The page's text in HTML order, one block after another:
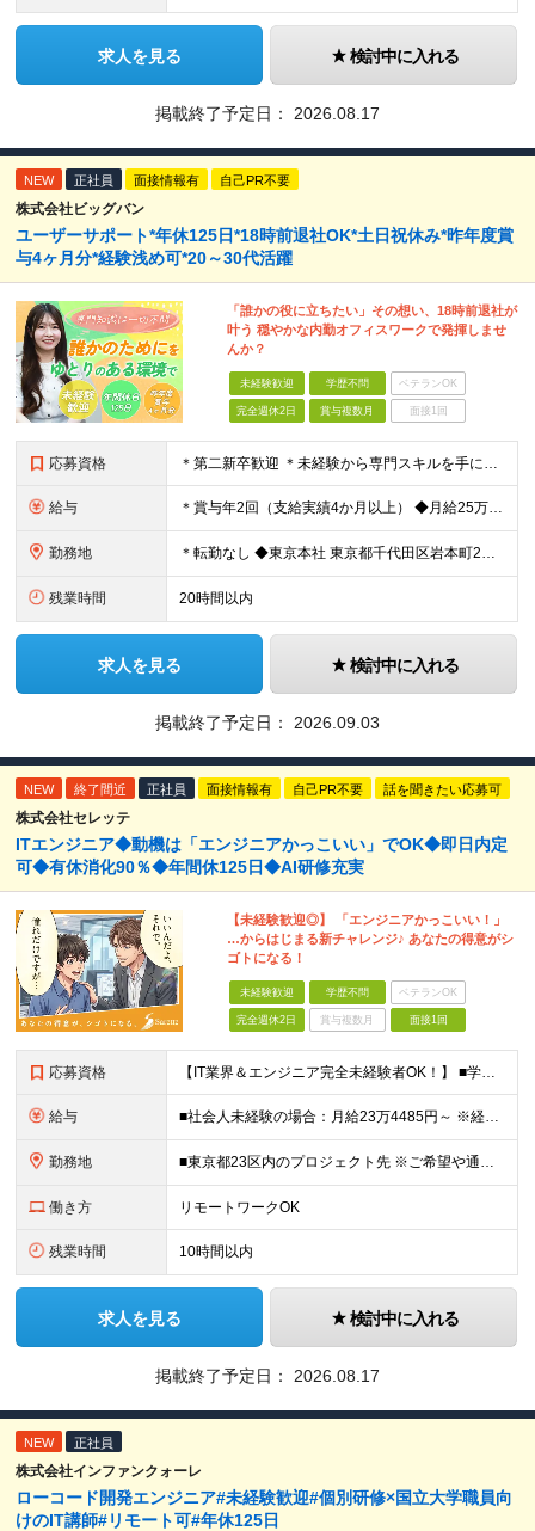
求人を見る 検討中に入れる
掲載終了予定日： 2026.08.17
NEW 正社員 面接情報有 自己PR不要
株式会社ビッグバン
ユーザーサポート*年休125日*18時前退社OK*土日祝休み*昨年度賞
与4ヶ月分*経験浅め可*20～30代活躍
「誰かの役に立ちたい」その想い、18時前退社が
叶う 穏やかな内勤オフィスワークで発揮しませ
んか？
未経験歓迎 学歴不問 ベテランOK
完全週休2日 賞与複数月 面接1回
応募資格 ＊第二新卒歓迎 ＊未経験から専門スキルを手に！ ◆基本的なPCスキル （WordやExcelでの文字入力、データ編集が可能な程度を想定しています） ◆学歴不問 ★求める人物像： ・「誰かのサポート
給与 ＊賞与年2回（支給実績4か月以上） ◆月給25万円以上（各種手当含む＋残業代＋賞与年2回 ※残業代は全額支給 ※試用期間3か月あり（試用期間中の一部手当の支給なし/給与差異なし） 【固定残業代につ
勤務地 ＊転勤なし ◆東京本社 東京都千代⽥区岩本町2丁⽬8番12号 NKビル9F ※(変更の範囲)変更なし
残業時間 20時間以内
求人を見る 検討中に入れる
掲載終了予定日： 2026.09.03
NEW 終了間近 正社員 面接情報有 自己PR不要 話を聞きたい応募可
株式会社セレッテ
ITエンジニア◆動機は「エンジニアかっこいい」でOK◆即日内定
可◆有休消化90％◆年間休125日◆AI研修充実
【未経験歓迎◎】 「エンジニアかっこいい！」
…からはじまる新チャレンジ♪ あなたの得意がシ
ゴトになる！
未経験歓迎 学歴不問 ベテランOK
完全週休2日 賞与複数月 面接1回
応募資格 【IT業界＆エンジニア完全未経験者OK！】 ■学歴不問 ■第二新卒歓迎 ■未経験OK ☆IT知識は一切問いません！ 【活かせる経験・スキル】 ■接客経験をお持ちの方 ■PCが得意な方 接客経験（フ
給与 ■社会人未経験の場合：月給23万4485円～ ※経験・能力などを考慮の上、当社規定により優遇します ※業界未経験の方でも前職での経験を最大限に評価します ※上記にはみなし残業代(25時間分3万832
勤務地 ■東京都23区内のプロジェクト先 ※ご希望や通勤時間を考慮して、配属先を決定します。 【本社】 東京都新宿区西新宿4-10-19 3階 ＼オフィス移転！デスクも心機一転アップデート！／ 全席に
働き方 リモートワークOK
残業時間 10時間以内
求人を見る 検討中に入れる
掲載終了予定日： 2026.08.17
NEW 正社員
株式会社インファンクォーレ
ローコード開発エンジニア#未経験歓迎#個別研修×国立大学職員向
けのIT講師#リモート可#年休125日